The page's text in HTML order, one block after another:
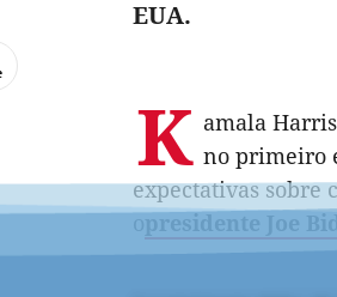
EUA.
K amala
no primeiro
expectativas sobre
opresidente Joe